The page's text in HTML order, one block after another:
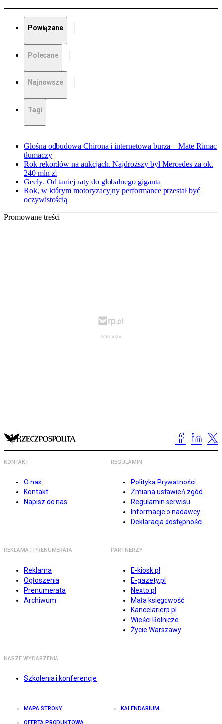
Powiązane
Polecane
Najnowsze
Tagi
Głośna odbudowa Chirona i internetowa burza – Mate Rimac
tłumaczy
Rok rekordów na aukcjach. Najdroższy był Mercedes za ok.
240 mln zł
Geely: Od taniej raty do globalnego giganta
Rok, w którym motoryzacyjny performance przestał być
oczywistością
Promowane treści
KONTAKT
O nas
Kontakt
Napisz do nas
REGULAMIN
Polityka Prywatności
Zmiana ustawień zgód
Regulamin serwisu
Informacje o nadawcy
Deklaracja dostępności
REKLAMA I PRENUMERATA
Reklama
Ogłoszenia
Prenumerata
Archiwum
PARTNERZY
E-kiosk.pl
E-gazety.pl
Nexto.pl
Mała księgowość
Kancelarierp.pl
Wieści Rolnicze
Życie Warszawy
NASZE WYDARZENIA
Szkolenia i konferencje
MAPA STRONY KALENDARIUM
OFERTA PRODUKTOWA